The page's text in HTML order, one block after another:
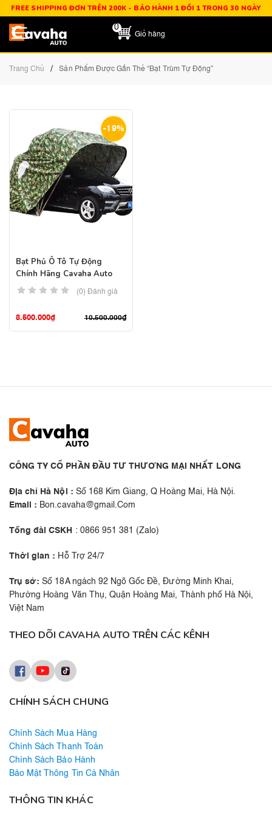
FREE SHIPPING ĐƠN TRÊN 200K - BẢO HÀNH 1 ĐỔI 1 TRONG 30 NGÀY
0
Giỏ hàng
Trang Chủ / Sản Phẩm Được Gắn Thẻ “bạt Trùm Tự Động”
-19%
Bạt Phủ Ô Tô Tự Động
Chính Hãng Cavaha Auto
(0) Đánh giá
10.500.000₫
8.500.000₫
CÔNG TY CỔ PHẦN ĐẦU TƯ THƯƠNG MẠI NHẤT LONG
Địa chỉ Hà Nội : Số 168 Kim Giang, Q Hoàng Mai, Hà Nội.
Email : Bon.cavaha@gmail.Com
Tổng đài CSKH : 0866 951 381 (Zalo)
Thời gian : Hỗ Trợ 24/7
Trụ sở: Số 18A ngách 92 Ngõ Gốc Đề, Đường Minh Khai,
Phường Hoàng Văn Thụ, Quận Hoàng Mai, Thành phố Hà Nội,
Việt Nam
CHÍNH SÁCH CHUNG
Chính Sách Mua Hàng
Chính Sách Thanh Toán
Chính Sách Bảo Hành
Bảo Mật Thông Tin Cá Nhân
THÔNG TIN KHÁC
THEO DÕI CAVAHA AUTO TRÊN CÁC KÊNH